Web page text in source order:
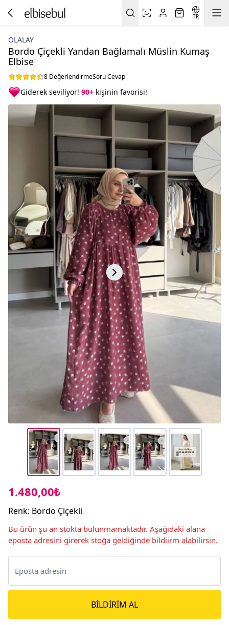
TR
OLALAY
Bordo Çiçekli Yandan Bağlamalı Müslin Kumaş
Elbise
8 DeğerlendirmeSoru Cevap
Giderek seviliyor! 90+ kişinin favorisi!
1.480,00₺
Renk: Bordo Çiçekli
Bu ürün şu an stokta bulunmamaktadır. Aşağıdaki alana
eposta adresini girerek stoğa geldiğinde bildiirm alabilirsin.
BILDIRIM AL